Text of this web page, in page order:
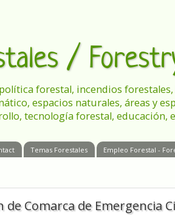
/
forestal, incendios
espacios naturales, áreas y
tecnología forestal,
Temas Forestales Empleo Forestal -
de Comarca de Emergencia